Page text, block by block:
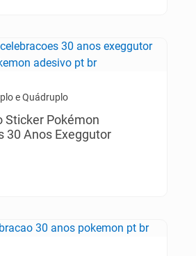
e Quádruplo
Sticker Pokémon
30 Anos Exeggutor